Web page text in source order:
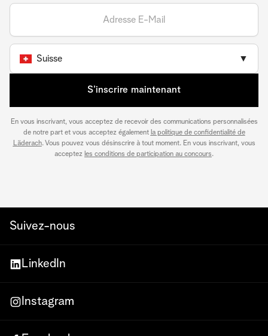
Suisse ▼
S’inscrire maintenant
En vous inscrivant, vous acceptez de recevoir des communications personnalisées
de notre part et vous acceptez également la politique de confidentialité de
Läderach. Vous pouvez vous désinscrire à tout moment. En vous inscrivant, vous
acceptez les conditions de participation au concours.
Suivez-nous
LinkedIn
Instagram